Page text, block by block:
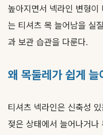
높아지면서 넥라인 변형이
는 티셔츠 목 늘어남을 실
과 보관 습관을 다룬다.
왜 목둘레가 쉽게 늘
티셔츠 넥라인은 신축성
젖은 상태에서 늘어나거